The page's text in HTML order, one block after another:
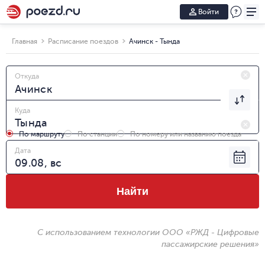
Войти
Главная Расписание поездов Ачинск - Тында
Откуда
Куда
По маршруту По станции
По номеру или названию поезда
Дата
Найти
С использованием технологии ООО «РЖД - Цифровые
пассажирские решения»